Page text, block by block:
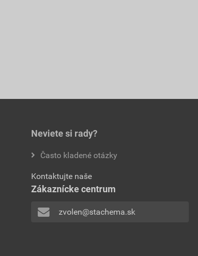
Neviete si rady?
Často kladené otázky
Kontaktujte naše
Zákaznícke centrum
zvolen@stachema.sk